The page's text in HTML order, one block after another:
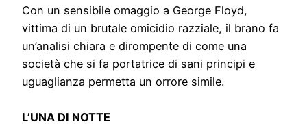
Con un sensibile omaggio a George Floyd,
vittima di un brutale omicidio razziale, il brano fa
un’analisi chiara e dirompente di come una
società che si fa portatrice di sani principi e
uguaglianza permetta un orrore simile.
L’UNA DI NOTTE